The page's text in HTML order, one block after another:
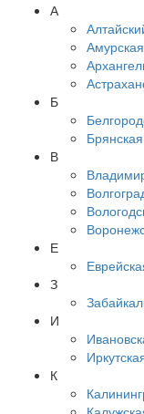
А
Б
В
Е
З
И
К